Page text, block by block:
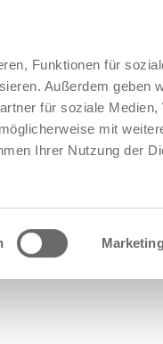
Funktionen für
Außerdem geben
für soziale Medien,
mit
Ihrer Nutzung der
Marketing